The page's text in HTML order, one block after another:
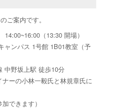
ご案内です。
（13:30 開場）
ンパス 1号館 1B01教室（予
坂上駅 徒歩10分
ーの小林一毅氏と林規章氏に
できます）